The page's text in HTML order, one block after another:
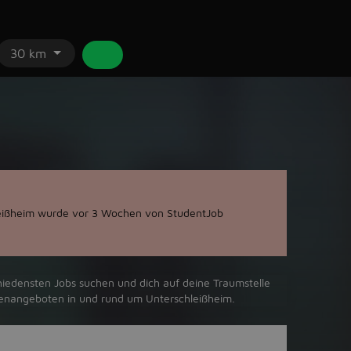
30 km
wurde vor 3 Wochen von StudentJob
Jobs suchen und dich auf deine Traumstelle
in und rund um Unterschleißheim.